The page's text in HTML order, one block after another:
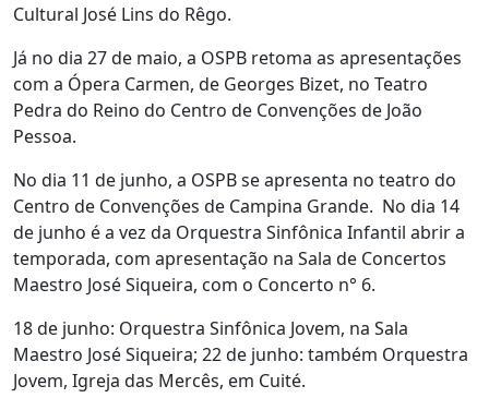
Cultural José Lins do Rêgo.
Já no dia 27 de maio, a OSPB retoma as apresentações
com a Ópera Carmen, de Georges Bizet, no Teatro
Pedra do Reino do Centro de Convenções de João
Pessoa.
No dia 11 de junho, a OSPB se apresenta no teatro do
Centro de Convenções de Campina Grande. No dia 14
de junho é a vez da Orquestra Sinfônica Infantil abrir a
temporada, com apresentação na Sala de Concertos
Maestro José Siqueira, com o Concerto n° 6.
18 de junho: Orquestra Sinfônica Jovem, na Sala
Maestro José Siqueira; 22 de junho: também Orquestra
Jovem, Igreja das Mercês, em Cuité.